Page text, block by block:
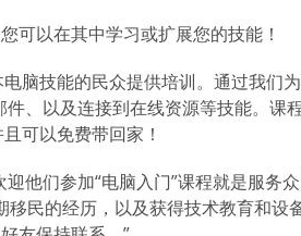
您可以在其中学习或扩展您的技能！
脑技能的民众提供培训。通过我们
、以及连接到在线资源等技能。课
可以免费带回家！
他们参加“电脑入门”课程就是服务
移民的经历，以及获得技术教育和设